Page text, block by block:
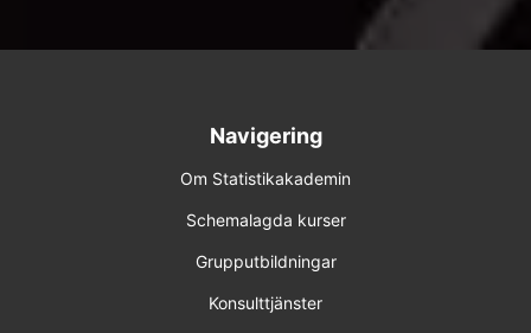
Navigering
Om Statistikakademin
Schemalagda kurser
Grupputbildningar
Konsulttjänster